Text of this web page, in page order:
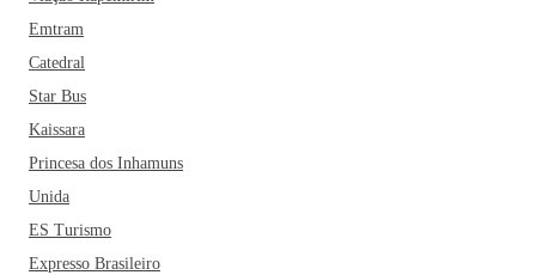
Emtram
Catedral
Star Bus
Kaissara
Princesa dos Inhamuns
Unida
ES Turismo
Expresso Brasileiro